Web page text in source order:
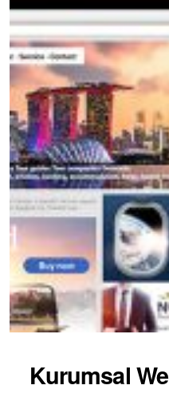
Kurumsal